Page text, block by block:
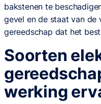
bakstenen te
gevel en de staat van de
gereedschap dat het
Soorten
werking